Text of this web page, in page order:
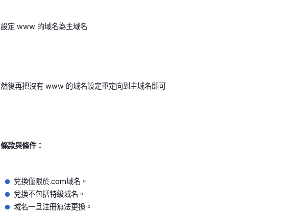
設定 www 的域名為主域名
然後再把沒有 www 的域名設定重定向到主域名即可
條款與條件：
兌換僅限於.com域名。
兌換不包括特級域名。
域名一旦注冊無法更換。